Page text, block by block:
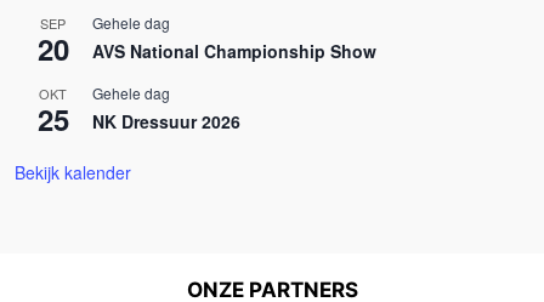
SEP
20
Gehele dag
AVS National Championship Show
OKT
25
Gehele dag
NK Dressuur 2026
Bekijk kalender
ONZE PARTNERS